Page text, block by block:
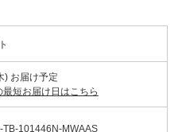
) お届け予定
短お届け日はこちら
TB-101446N-MWAAS